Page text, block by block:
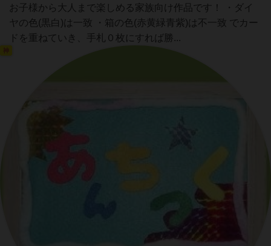
お子様から大人まで楽しめる家族向け作品です！ ・ダイ
ヤの色(黒白)は一致 ・箱の色(赤黄緑青紫)は不一致 でカー
ドを重ねていき、手札０枚にすれば勝...